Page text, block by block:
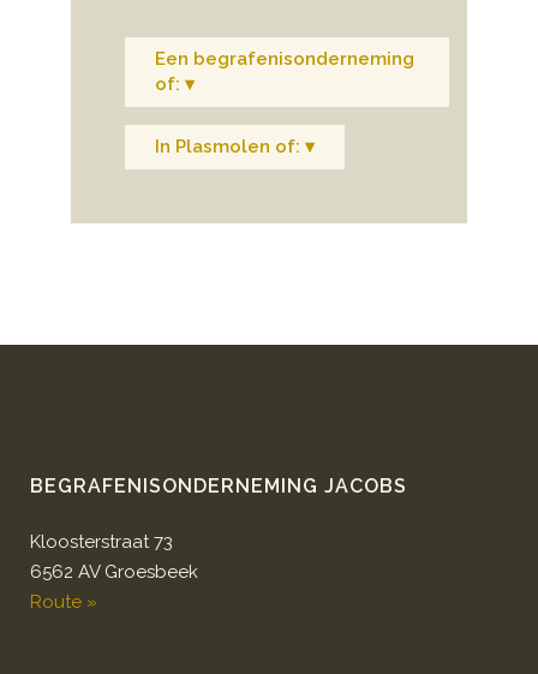
Een begrafenisonderneming
of: ▾
In Plasmolen of: ▾
BEGRAFENISONDERNEMING JACOBS
Kloosterstraat 73
6562 AV Groesbeek
Route »